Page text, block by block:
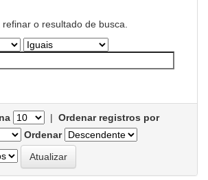
o resultado de busca.
| Ordenar registros por
Ordenar